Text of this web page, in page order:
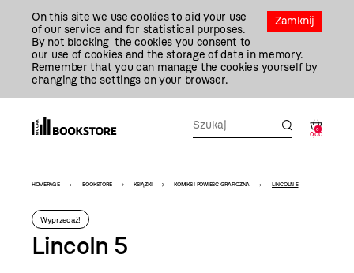
Zamknij
On this site we use cookies to aid your use
of our service and for statistical purposes.
By not blocking the cookies you consent to
our use of cookies and the storage of data in memory.
Remember that you can manage the cookies yourself by
changing the settings on your browser.
0
0,00
Bookstore
-
szablon
szczegóły
HOMEPAGE BOOKSTORE KSIĄŻKI KOMIKS I POWIEŚĆ GRAFICZNA LINCOLN 5
Wyprzedaż!
Lincoln 5